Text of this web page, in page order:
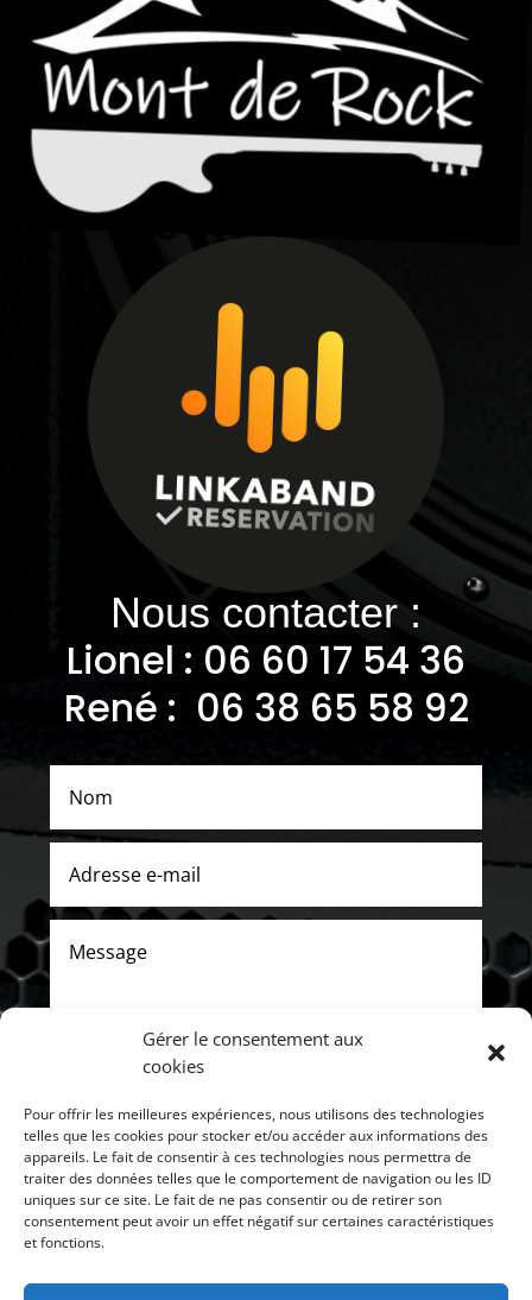
Gérer le consentement aux
cookies
Pour offrir les meilleures expériences, nous utilisons des technologies
telles que les cookies pour stocker et/ou accéder aux informations des
appareils. Le fait de consentir à ces technologies nous permettra de
traiter des données telles que le comportement de navigation ou les ID
uniques sur ce site. Le fait de ne pas consentir ou de retirer son
consentement peut avoir un effet négatif sur certaines caractéristiques
et fonctions.
Nous contacter :
Lionel : 06 60 17 54 36
René : 06 38 65 58 92
ENVOYER